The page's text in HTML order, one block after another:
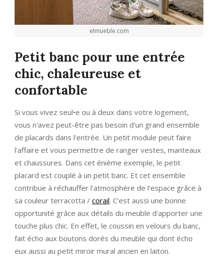
elmueble.com
Petit banc pour une entrée
chic, chaleureuse et
confortable
Si vous vivez seul•e ou à deux dans votre logement,
vous n'avez peut-être pas besoin d'un grand ensemble
de placards dans l'entrée. Un petit module peut faire
l'affaire et vous permettre de ranger vestes, manteaux
et chaussures. Dans cet énième exemple, le petit
placard est couplé à un petit banc. Et cet ensemble
contribue à réchauffer l'atmosphère de l'espace grâce à
sa couleur terracotta / corail. C'est aussi une bonne
opportunité grâce aux détails du meuble d'apporter une
touche plus chic. En effet, le coussin en velours du banc,
fait écho aux boutons dorés du meuble qui dont écho
eux aussi au petit miroir mural ancien en laiton.